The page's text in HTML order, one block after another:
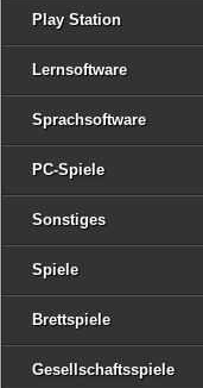
Play Station
Lernsoftware
Sprachsoftware
PC-Spiele
Sonstiges
Spiele
Brettspiele
Gesellschaftsspiele